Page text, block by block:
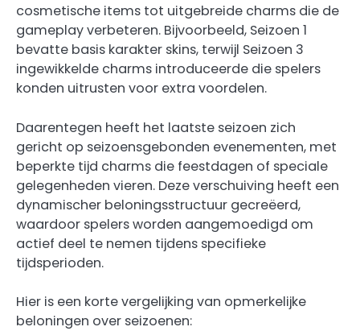
cosmetische items tot uitgebreide charms die de
gameplay verbeteren. Bijvoorbeeld, Seizoen 1
bevatte basis karakter skins, terwijl Seizoen 3
ingewikkelde charms introduceerde die spelers
konden uitrusten voor extra voordelen.
Daarentegen heeft het laatste seizoen zich
gericht op seizoensgebonden evenementen, met
beperkte tijd charms die feestdagen of speciale
gelegenheden vieren. Deze verschuiving heeft een
dynamischer beloningsstructuur gecreëerd,
waardoor spelers worden aangemoedigd om
actief deel te nemen tijdens specifieke
tijdsperioden.
Hier is een korte vergelijking van opmerkelijke
beloningen over seizoenen: